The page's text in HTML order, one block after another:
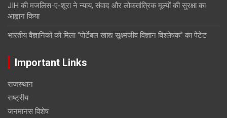
JIH की मजलिस-ए-शूरा ने न्याय, संवाद और लोकतांत्रिक मूल्यों की सुरक्षा का
आह्वान किया
भारतीय वैज्ञानिकों को मिला “पोर्टेबल खाद्य सूक्ष्मजीव विज्ञान विश्लेषक” का पेटेंट
Important Links
राजस्थान
राष्ट्रीय
जनमानस विशेष